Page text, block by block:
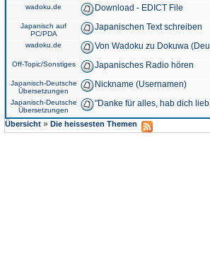
wadoku.de Download - EDICT File
Japanisch auf
PC/PDA
Japanischen Text schreiben
wadoku.de Von Wadoku zu Dokuwa
Off-Topic/Sonstiges Japanisches Radio hören
Japanisch-Deutsche
Übersetzungen
Nickname (Usernamen)
Japanisch-Deutsche
Übersetzungen
"Danke für alles, hab dich
Übersicht » Die heissesten Themen